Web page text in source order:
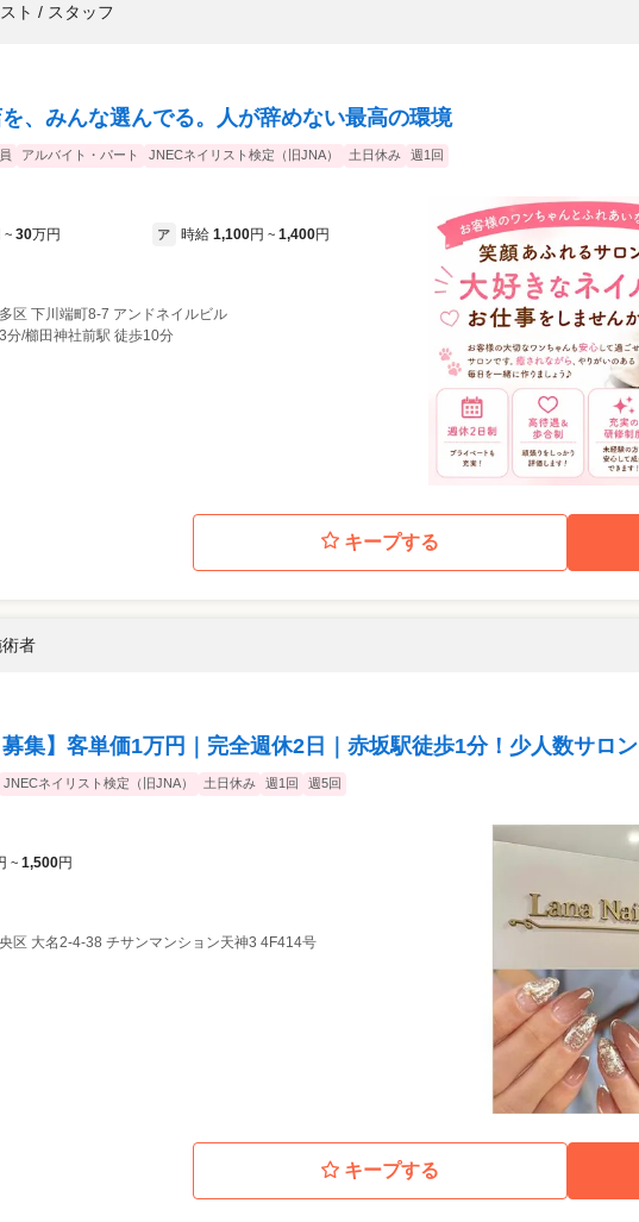
ト / スタッフ
、みんな選んでる。人が辞めない最高の環境
アルバイト・パート JNECネイリスト検定（旧JNA） 土日休み 週1回
~ 30万円 ア 時給 1,100円 ~ 1,400円
区 下川端町8-7 アンドネイルビル
分/櫛田神社前駅 徒歩10分
キープする
者
募集】客単価1万円｜完全週休2日｜赤坂駅徒歩1分！少人数サロン
JNECネイリスト検定（旧JNA） 土日休み 週1回 週5回
~ 1,500円
区 大名2-4-38 チサンマンション天神3 4F414号
キープする